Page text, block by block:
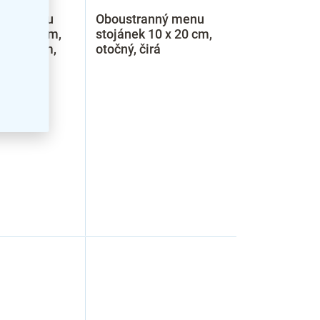
menu
x 20 cm,
Oboustranný menu
stojánek 10 x 20 cm,
otočný, čirá